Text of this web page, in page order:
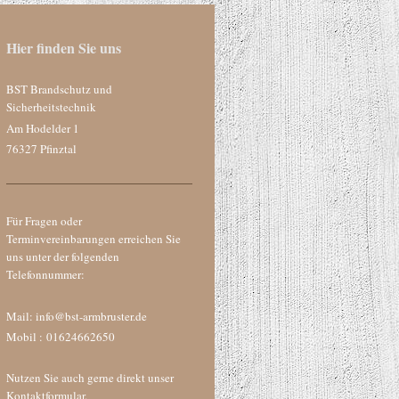
Hier finden Sie uns
BST Brandschutz und
Sicherheitstechnik
Am Hodelder 1
76327 Pfinztal
Für Fragen oder
Terminvereinbarungen erreichen Sie
uns unter der folgenden
Telefonnummer:
Mail: info@bst-armbruster.de
Mobil : 01624662650
Nutzen Sie auch gerne direkt unser
Kontaktformular.